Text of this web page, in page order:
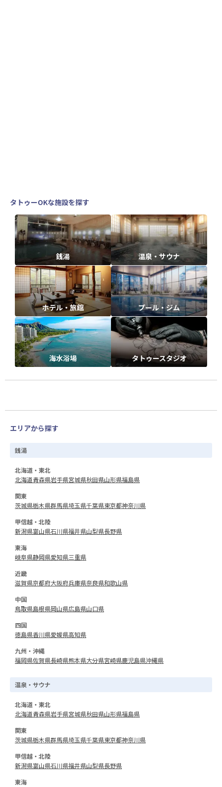
タトゥーOKな施設を探す
銭湯 温泉・サウナ
ホテル・旅館 プール・ジム
海水浴場 タトゥースタジオ
エリアから探す
銭湯
北海道・東北
北海道青森県岩手県宮城県秋田県山形県福島県
関東
茨城県栃木県群馬県埼玉県千葉県東京都神奈川県
甲信越・北陸
新潟県富山県石川県福井県山梨県長野県
東海
岐阜県静岡県愛知県三重県
近畿
滋賀県京都府大阪府兵庫県奈良県和歌山県
中国
鳥取県島根県岡山県広島県山口県
四国
徳島県香川県愛媛県高知県
九州・沖縄
福岡県佐賀県長崎県熊本県大分県宮崎県鹿児島県沖縄県
温泉・サウナ
北海道・東北
北海道青森県岩手県宮城県秋田県山形県福島県
関東
茨城県栃木県群馬県埼玉県千葉県東京都神奈川県
甲信越・北陸
新潟県富山県石川県福井県山梨県長野県
東海